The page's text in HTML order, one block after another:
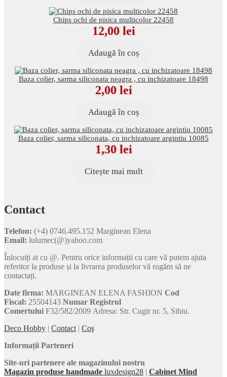
Chips ochi de pisica multicolor 22458
12,00 lei
Adaugă în coș
Baza colier, sarma siliconata neagra , cu inchizatoare 18498
2,00 lei
Adaugă în coș
Baza colier, sarma siliconata, cu inchizatoare argintiu 10085
1,30 lei
Citește mai mult
Contact
Telefon: (+4) 0746.495.152 Marginean Elena
Email: lulumec(@)yahoo.com
Înlocuiți at cu @. Pentru orice informații cu care vă putem ajuta
referitor la produse și la livrarea produselor vă rugăm să ne
contactați.
Date firma: MARGINEAN ELENA FASHION Cod
Fiscal: 25504143 Numar Registrul
Comertului F32/582/2009 Adresa: Str. Cugir nr. 5, Sibiu.
Deco Hobby | Contact | Coş
Informații Parteneri
Site-uri partenere ale magazinului nostru
Magazin produse handmade luxdesign28 | Cabinet Mind